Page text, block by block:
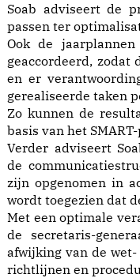
Soab adviseert de
passen ter
Ook de
geaccordeerd, zodat
en er
gerealiseerde taken
Zo kunnen de
basis van het
Verder adviseert
de
zijn opgenomen in
wordt toegezien dat
Met een optimale
de secretaris-
afwijking van de
richtlijnen en